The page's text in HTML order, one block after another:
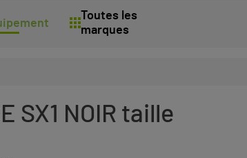
Toutes les
marques
SX1 NOIR taille